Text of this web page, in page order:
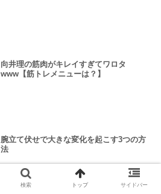
向井理の筋肉がキレイすぎてワロタ
www【筋トレメニューは？】
腕立て伏せで大きな変化を起こす3つの方
法
検索 トップ サイドバー